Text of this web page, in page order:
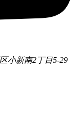
小新南2丁目5-29